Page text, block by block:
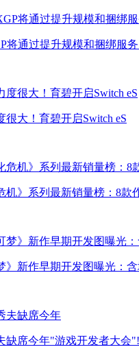
将通过提升规模和捆绑服
很大！育碧开启Switch eS
机》系列最新销量榜：8款
》新作早期开发图曝光：
缺席今年"游戏开发者大会